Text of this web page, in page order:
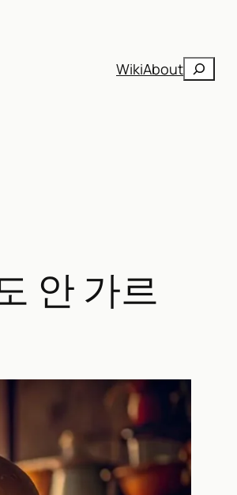
WikiAbout검
안 가르